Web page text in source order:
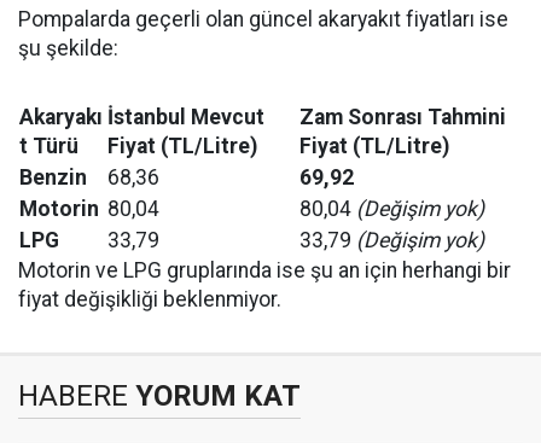
Pompalarda geçerli olan güncel akaryakıt fiyatları ise
şu şekilde:
Akaryakı
t Türü
İstanbul Mevcut
Fiyat (TL/Litre)
Zam Sonrası Tahmini
Fiyat (TL/Litre)
Benzin
68,36
69,92
Motorin 80,04 80,04 (Değişim yok)
LPG
33,79 33,79 (Değişim yok)
Motorin ve LPG gruplarında ise şu an için herhangi bir
fiyat değişikliği beklenmiyor.
HABERE YORUM KAT